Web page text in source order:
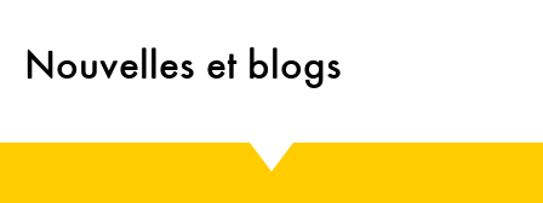
Nouvelles et blogs